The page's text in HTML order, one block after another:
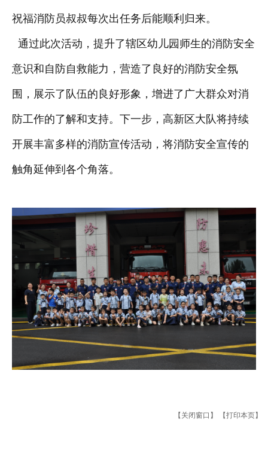
祝福消防员叔叔每次出任务后能顺利归来。
通过此次活动，提升了辖区幼儿园师生的消防安全
意识和自防自救能力，营造了良好的消防安全氛
围，展示了队伍的良好形象，增进了广大群众对消
防工作的了解和支持。下一步，高新区大队将持续
开展丰富多样的消防宣传活动，将消防安全宣传的
触角延伸到各个角落。
【关闭窗口】 【打印本页】